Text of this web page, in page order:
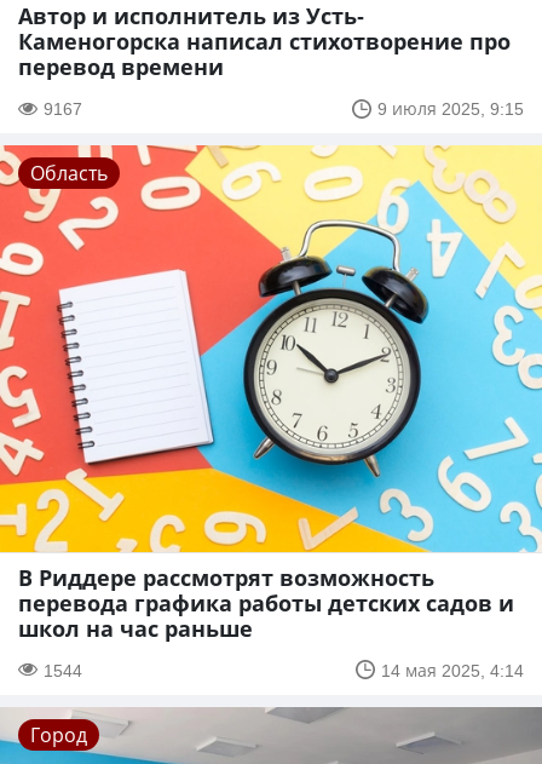
Автор и исполнитель из Усть-
Каменогорска написал стихотворение про
перевод времени
9167 9 июля 2025, 9:15
Область
В Риддере рассмотрят возможность
перевода графика работы детских садов и
школ на час раньше
1544 14 мая 2025, 4:14
Город